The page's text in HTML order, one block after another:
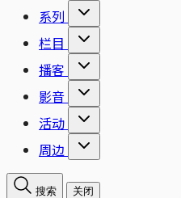
系列
栏目
播客
影音
活动
周边
搜索 关闭